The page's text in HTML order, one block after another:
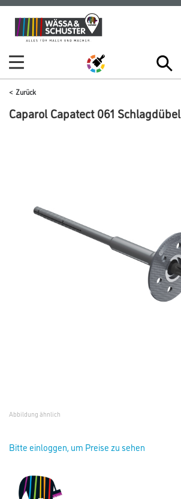
Zum
Inhalt
Zum
Navigationsmenü
Zurück
Caparol Capatect 061 Schlagdübel
Abbildung ähnlich
Bitte einloggen, um Preise zu sehen